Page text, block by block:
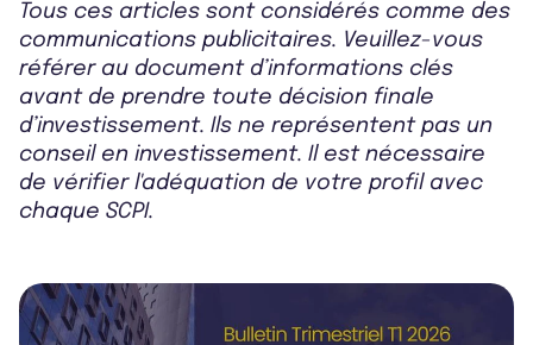
Tous ces articles sont considérés comme des
communications publicitaires. Veuillez-vous
référer au document d’informations clés
avant de prendre toute décision finale
d’investissement. Ils ne représentent pas un
conseil en investissement. Il est nécessaire
de vérifier l'adéquation de votre profil avec
chaque SCPI.